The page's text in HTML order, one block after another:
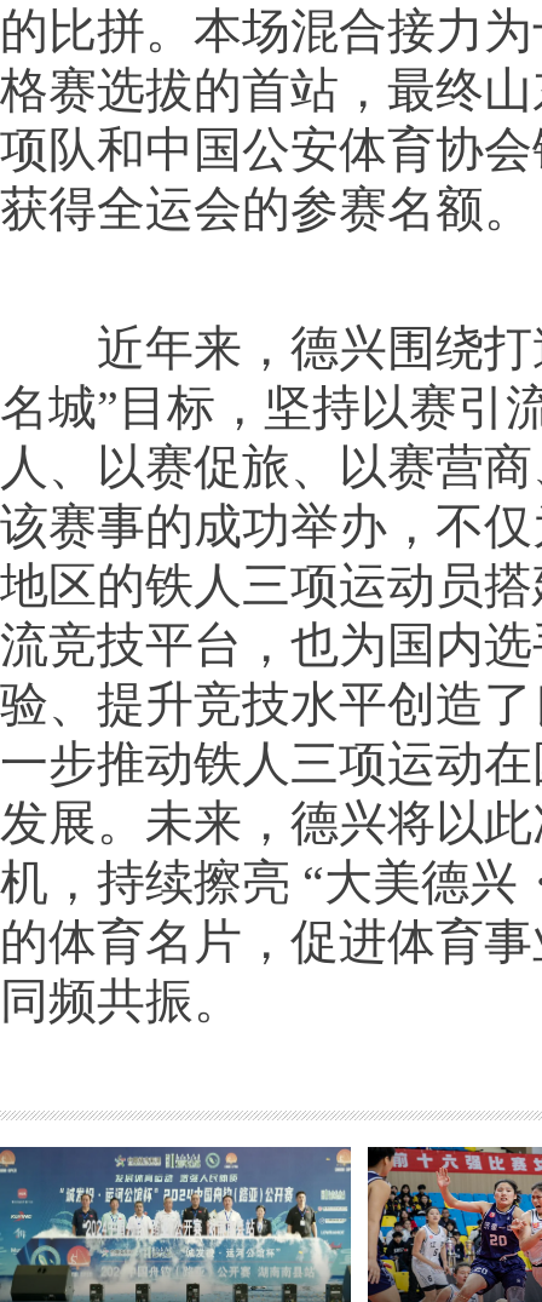
的比拼。本场混合接力
格赛选拔的首站，最终山
项队和中国公安体育协
获得全运会的参赛名额。
近年来，德兴围绕打
名城”目标，坚持以赛引
人、以赛促旅、以赛营
该赛事的成功举办，不
地区的铁人三项运动员
流竞技平台，也为国内
验、提升竞技水平创造
一步推动铁人三项运动
发展。未来，德兴将以
机，持续擦亮 “大美德兴
的体育名片，促进体育
同频共振。